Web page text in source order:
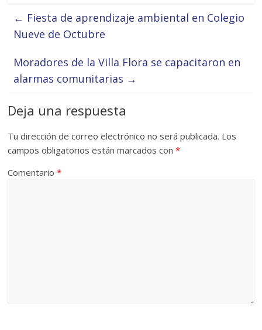
← Fiesta de aprendizaje ambiental en Colegio
Nueve de Octubre
Moradores de la Villa Flora se capacitaron en
alarmas comunitarias →
Deja una respuesta
Tu dirección de correo electrónico no será publicada. Los
campos obligatorios están marcados con*
Comentario*